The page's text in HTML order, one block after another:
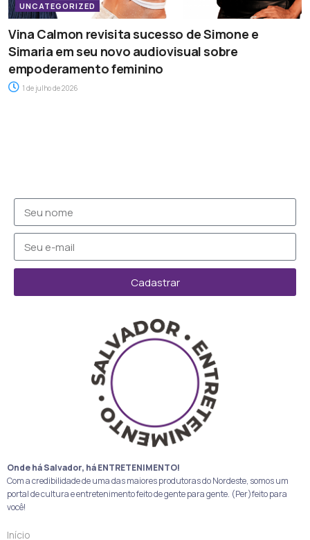
UNCATEGORIZED
Vina Calmon revisita sucesso de Simone e
Simaria em seu novo audiovisual sobre
empoderamento feminino
1 de julho de 2026
Cadastrar
Onde há Salvador, há ENTRETENIMENTO!
Com a credibilidade de uma das maiores produtoras do Nordeste, somos um
portal de cultura e entretenimento feito de gente para gente. (Per)feito para
você!
Início